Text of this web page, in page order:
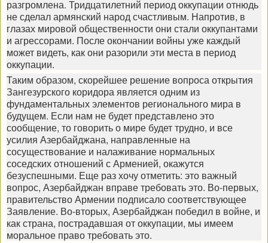
разгромлена. Тридцатилетний период оккупации отнюдь
не сделал армянский народ счастливым. Напротив, в
глазах мировой общественности они стали оккупантами
и агрессорами. После окончании войны уже каждый
может видеть, как они разорили эти места в период
оккупации.
Таким образом, скорейшее решение вопроса открытия
Зангезурского коридора является одним из
фундаментальных элементов регионального мира в
будущем. Если нам не будет представлено это
сообщение, то говорить о мире будет трудно, и все
усилия Азербайджана, направленные на
сосуществование и налаживание нормальных
соседских отношений с Арменией, окажутся
безуспешными. Еще раз хочу отметить: это важный
вопрос, Азербайджан вправе требовать это. Во-первых,
правительство Армении подписало соответствующее
Заявление. Во-вторых, Азербайджан победил в войне, и
как страна, пострадавшая от оккупации, мы имеем
моральное право требовать это.